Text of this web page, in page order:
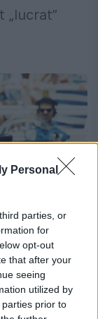
Personal
parties, or
for
opt-out
that after your
seeing
utilized by
prior to
„lucrat”
„decari”
l-a